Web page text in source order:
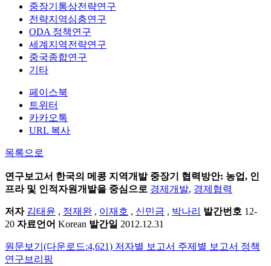
중장기통상전략연구
전략지역심층연구
ODA 정책연구
세계지역전략연구
중국종합연구
기타
페이스북
트위터
카카오톡
URL 복사
목록으로
연구보고서 한국의 메콩 지역개발 중장기 협력방안: 농업, 인
프라 및 인적자원개발을 중심으로 경제개발, 경제협력
저자 김태윤 , 정재완 , 이재호 , 신민금 , 박나리 발간번호 12-
20 자료언어 Korean 발간일 2012.12.31
원문보기(다운로드:4,621) 저자별 보고서 주제별 보고서 정책
연구브리핑